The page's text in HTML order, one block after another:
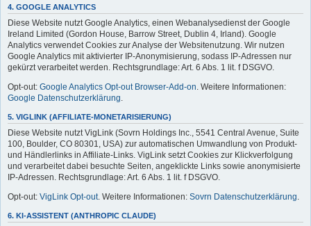
4. GOOGLE ANALYTICS
Diese Website nutzt Google Analytics, einen Webanalysedienst der Google
Ireland Limited (Gordon House, Barrow Street, Dublin 4, Irland). Google
Analytics verwendet Cookies zur Analyse der Websitenutzung. Wir nutzen
Google Analytics mit aktivierter IP-Anonymisierung, sodass IP-Adressen nur
gekürzt verarbeitet werden. Rechtsgrundlage: Art. 6 Abs. 1 lit. f DSGVO.
Opt-out: Google Analytics Opt-out Browser-Add-on. Weitere Informationen:
Google Datenschutzerklärung.
5. VIGLINK (AFFILIATE-MONETARISIERUNG)
Diese Website nutzt VigLink (Sovrn Holdings Inc., 5541 Central Avenue, Suite
100, Boulder, CO 80301, USA) zur automatischen Umwandlung von Produkt-
und Händlerlinks in Affiliate-Links. VigLink setzt Cookies zur Klickverfolgung
und verarbeitet dabei besuchte Seiten, angeklickte Links sowie anonymisierte
IP-Adressen. Rechtsgrundlage: Art. 6 Abs. 1 lit. f DSGVO.
Opt-out: VigLink Opt-out. Weitere Informationen: Sovrn Datenschutzerklärung.
6. KI-ASSISTENT (ANTHROPIC CLAUDE)